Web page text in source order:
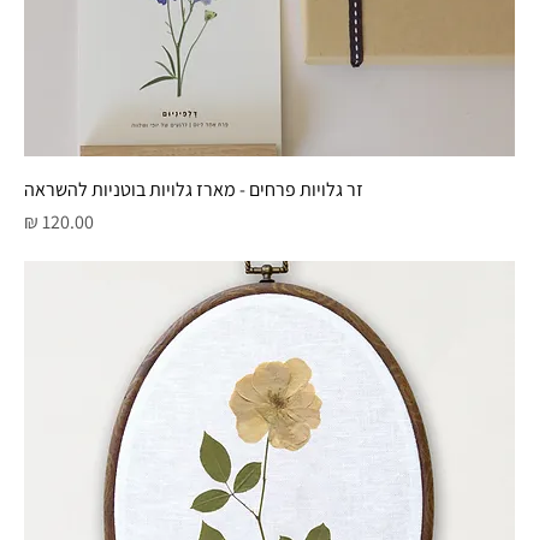
זר גלויות פרחים - מארז גלויות בוטניות להשראה
מחיר